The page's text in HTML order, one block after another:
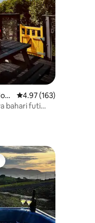
393
Ukadiriaji wa wastani
4.97 (163)
bahari futi